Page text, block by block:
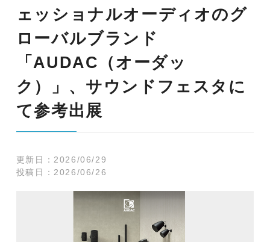
ェッショナルオーディオのグ
ローバルブランド
「AUDAC（オーダッ
ク）」、サウンドフェスタに
て参考出展
更新日： 2026/06/29
投稿日： 2026/06/26